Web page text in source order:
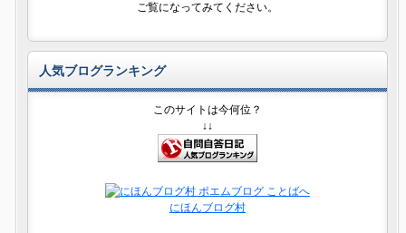
ご覧になってみてください。
人気ブログランキング
このサイトは今何位？
↓↓
にほんブログ村